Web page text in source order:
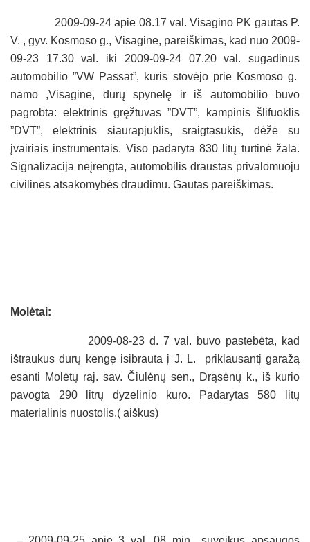
2009-09-24 apie 08.17 val. Visagino PK gautas P.
V. , gyv. Kosmoso g., Visagine, pareiškimas, kad nuo 2009-
09-23 17.30 val. iki 2009-09-24 07.20 val. sugadinus
automobilio ”VW Passat”, kuris stovėjo prie Kosmoso g.
namo ,Visagine, durų spynelę ir iš automobilio buvo
pagrobta: elektrinis gręžtuvas ”DVT”, kampinis šlifuoklis
”DVT”, elektrinis siaurapjūklis, sraigtasukis, dėžė su
įvairiais instrumentais. Viso padaryta 830 litų turtinė žala.
Signalizacija neįrengta, automobilis draustas privalomuoju
civilinės atsakomybės draudimu. Gautas pareiškimas.
Molėtai:
2009-08-23 d. 7 val. buvo pastebėta, kad
ištraukus durų kengę isibrauta į J. L. priklausantį garažą
esanti Molėtų raj. sav. Čiulėnų sen., Drąsėnų k., iš kurio
pavogta 290 litrų dyzelinio kuro. Padarytas 580 litų
materialinis nuostolis.( aiškus)